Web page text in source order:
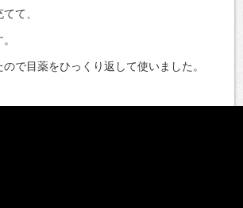
て、
で目薬をひっくり返して使いました。